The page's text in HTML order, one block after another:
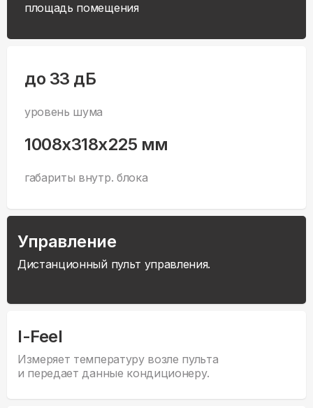
площадь помещения
до 33 дБ
уровень шума
1008x318x225 мм
габариты внутр. блока
Управление
Дистанционный пульт управления.
I-Feel
Измеряет температуру возле пульта
и передает данные кондиционеру.